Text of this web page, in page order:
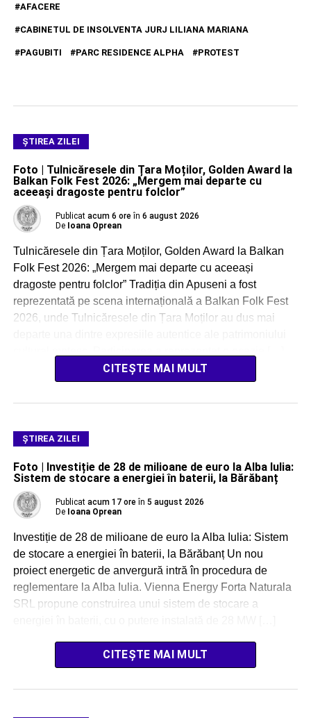
AFACERE
CABINETUL DE INSOLVENTA JURJ LILIANA MARIANA
PAGUBITI PARC RESIDENCE ALPHA PROTEST
ŞTIREA ZILEI
Foto | Tulnicăresele din Țara Moților, Golden Award la
Balkan Folk Fest 2026: „Mergem mai departe cu
aceeași dragoste pentru folclor”
Publicat acum 6 ore în 6 august 2026
De Ioana Oprean
Tulnicăresele din Țara Moților, Golden Award la Balkan
Folk Fest 2026: „Mergem mai departe cu aceeași
dragoste pentru folclor” Tradiția din Apuseni a fost
reprezentată pe scena internațională a Balkan Folk Fest
2026, unde Tulnicăresele din Țara Moților au dus mai
CITEȘTE MAI MULT
ŞTIREA ZILEI
Foto | Investiție de 28 de milioane de euro la Alba Iulia:
Sistem de stocare a energiei în baterii, la Bărăbanț
Publicat acum 17 ore în 5 august 2026
De Ioana Oprean
Investiție de 28 de milioane de euro la Alba Iulia: Sistem
de stocare a energiei în baterii, la Bărăbanț Un nou
proiect energetic de anvergură intră în procedura de
reglementare la Alba Iulia. Vienna Energy Forta Naturala
SRL propune construirea unui sistem de stocare a
CITEȘTE MAI MULT